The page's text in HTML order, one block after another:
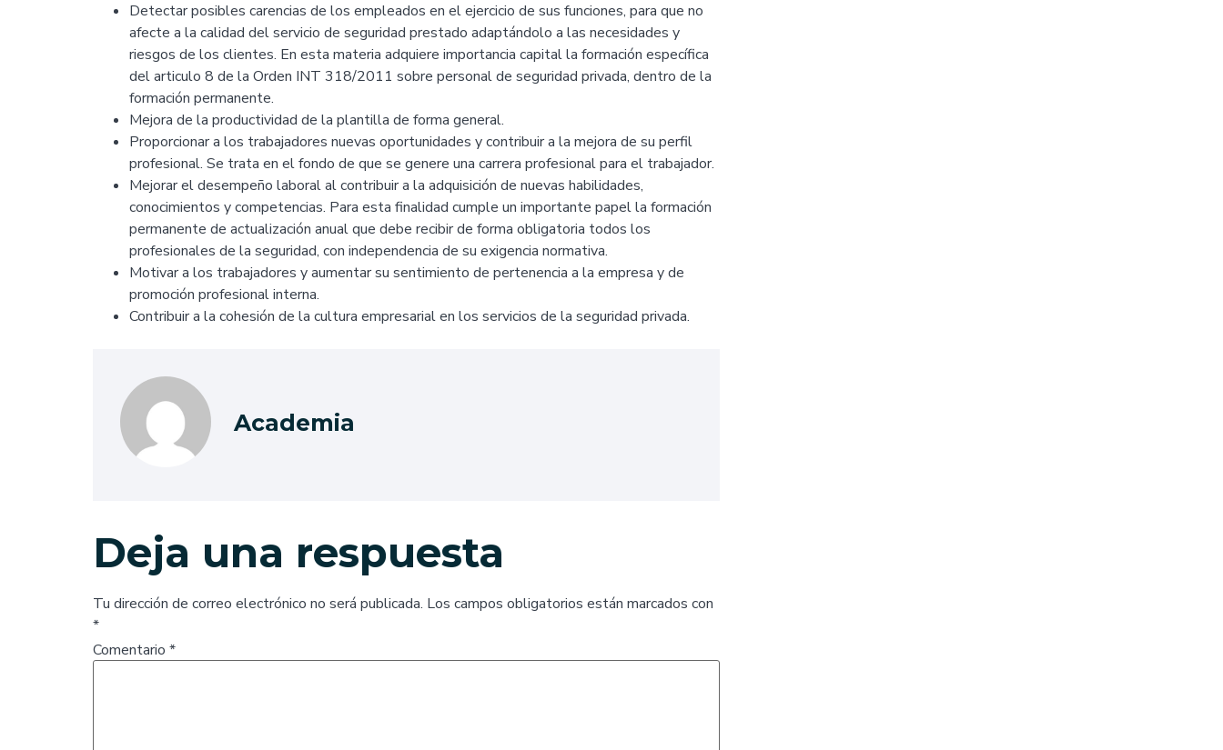
Detectar posibles carencias de los empleados en el ejercicio de sus funciones, para que no
afecte a la calidad del servicio de seguridad prestado adaptándolo a las necesidades y
riesgos de los clientes. En esta materia adquiere importancia capital la formación específica
del articulo 8 de la Orden INT 318/2011 sobre personal de seguridad privada, dentro de la
formación permanente.
Mejora de la productividad de la plantilla de forma general.
Proporcionar a los trabajadores nuevas oportunidades y contribuir a la mejora de su perfil
profesional. Se trata en el fondo de que se genere una carrera profesional para el trabajador.
Mejorar el desempeño laboral al contribuir a la adquisición de nuevas habilidades,
conocimientos y competencias. Para esta finalidad cumple un importante papel la formación
permanente de actualización anual que debe recibir de forma obligatoria todos los
profesionales de la seguridad, con independencia de su exigencia normativa.
Motivar a los trabajadores y aumentar su sentimiento de pertenencia a la empresa y de
promoción profesional interna.
Contribuir a la cohesión de la cultura empresarial en los servicios de la seguridad privada.
Academia
Deja una respuesta
Tu dirección de correo electrónico no será publicada. Los campos obligatorios están marcados con
*
Comentario *